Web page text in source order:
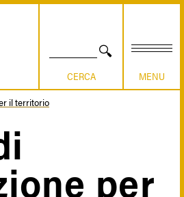
il territorio
per